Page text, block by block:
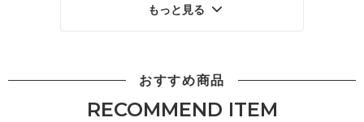
もっと見る
おすすめ商品
RECOMMEND ITEM